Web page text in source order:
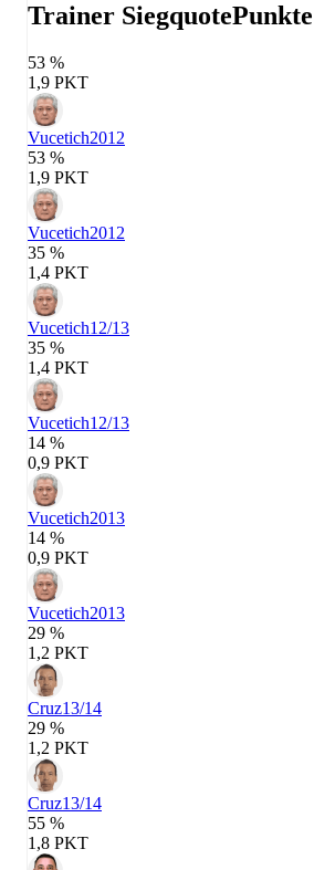
Trainer Siegquote
53 %
1,9 PKT
Vucetich2012
53 %
1,9 PKT
Vucetich2012
35 %
1,4 PKT
Vucetich12/13
35 %
1,4 PKT
Vucetich12/13
14 %
0,9 PKT
Vucetich2013
14 %
0,9 PKT
Vucetich2013
29 %
1,2 PKT
Cruz13/14
29 %
1,2 PKT
Cruz13/14
55 %
1,8 PKT